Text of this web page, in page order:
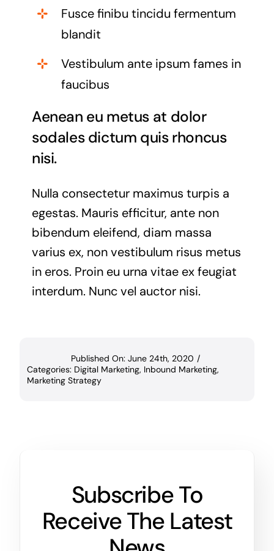
Fusce finibu tincidu fermentum
blandit
Vestibulum ante ipsum fames in
faucibus
Aenean eu metus at dolor
sodales dictum quis rhoncus
nisi.
Nulla consectetur maximus turpis a
egestas. Mauris efficitur, ante non
bibendum eleifend, diam massa
varius ex, non vestibulum risus metus
in eros. Proin eu urna vitae ex feugiat
interdum. Nunc vel auctor nisi.
Published On: June 24th, 2020 /
Categories: Digital Marketing, Inbound Marketing,
Marketing Strategy
Subscribe To
Receive The Latest